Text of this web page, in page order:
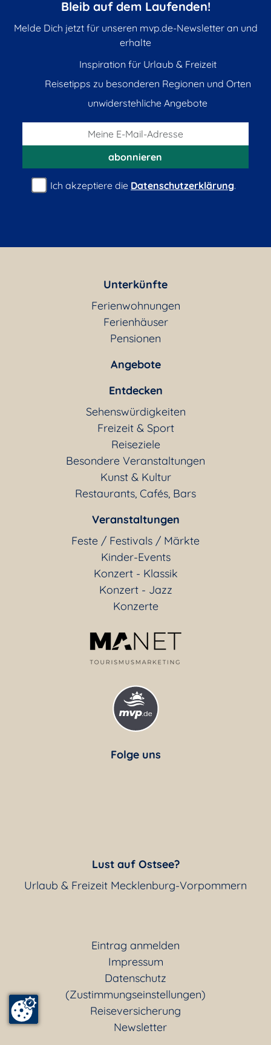
Bleib auf dem Laufenden!
Melde Dich jetzt für unseren mvp.de-Newsletter an und
erhalte
Inspiration für Urlaub & Freizeit
Reisetipps zu besonderen Regionen und Orten
unwiderstehliche Angebote
abonnieren
Ich akzeptiere die Datenschutzerklärung.
Unterkünfte
Ferienwohnungen
Ferienhäuser
Pensionen
Angebote
Entdecken
Sehenswürdigkeiten
Freizeit & Sport
Reiseziele
Besondere Veranstaltungen
Kunst & Kultur
Restaurants, Cafés, Bars
Veranstaltungen
Feste / Festivals / Märkte
Kinder-Events
Konzert - Klassik
Konzert - Jazz
Konzerte
Folge uns
Lust auf Ostsee?
Urlaub & Freizeit Mecklenburg-Vorpommern
Eintrag anmelden
Impressum
Datenschutz
(Zustimmungseinstellungen)
Reiseversicherung
Newsletter